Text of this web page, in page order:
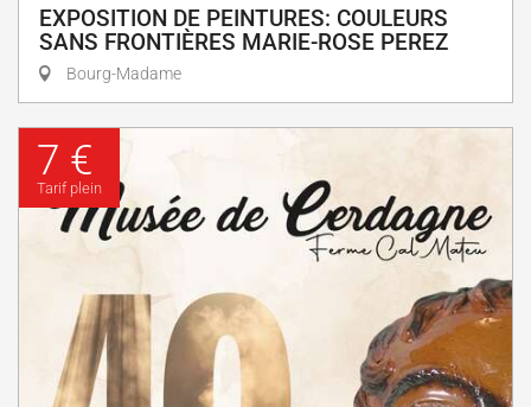
EXPOSITION DE PEINTURES: COULEURS
SANS FRONTIÈRES MARIE-ROSE PEREZ
Bourg-Madame
7 €
Tarif plein